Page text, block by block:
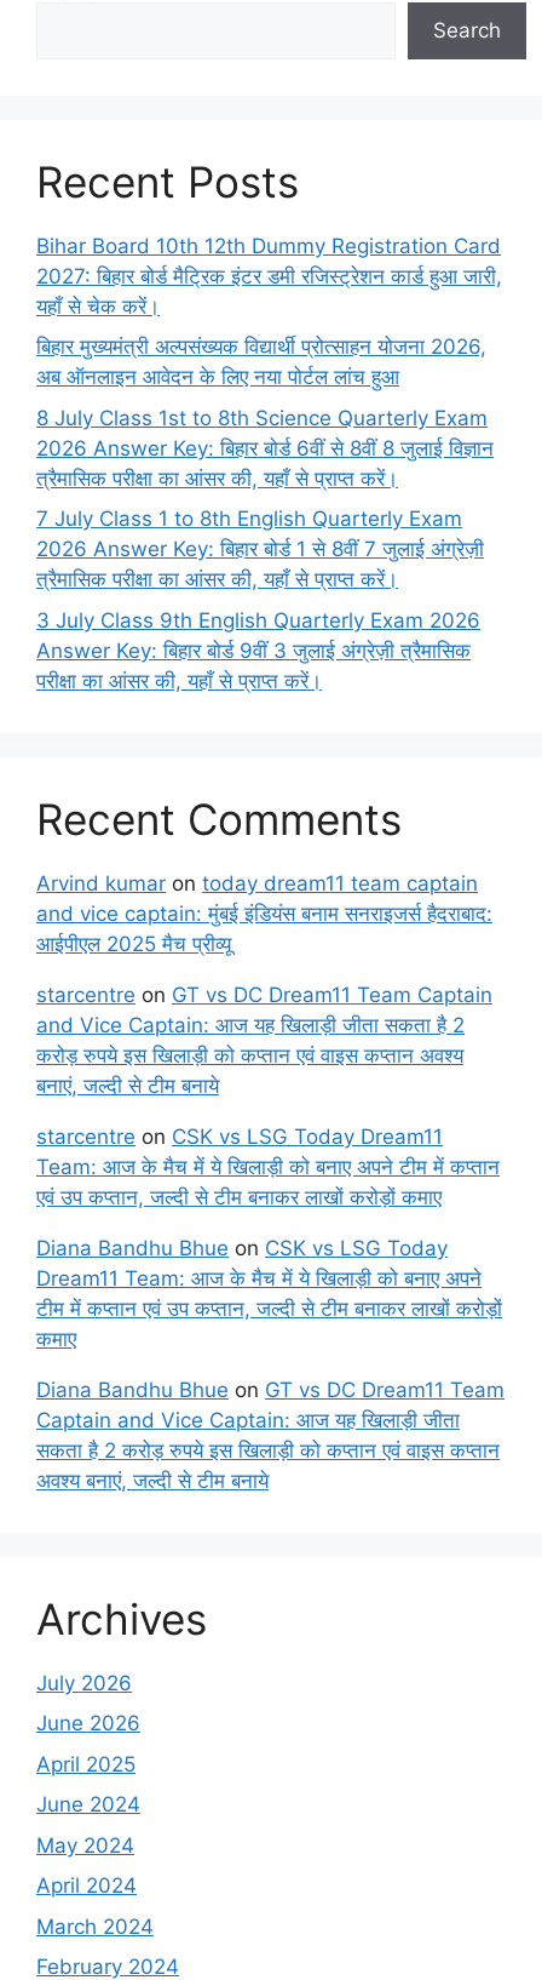
Search
Recent Posts
Bihar Board 10th 12th Dummy Registration Card
2027: बिहार बोर्ड मैट्रिक इंटर डमी रजिस्ट्रेशन कार्ड हुआ जारी,
यहाँ से चेक करें।
बिहार मुख्यमंत्री अल्पसंख्यक विद्यार्थी प्रोत्साहन योजना 2026,
अब ऑनलाइन आवेदन के लिए नया पोर्टल लांच हुआ
8 July Class 1st to 8th Science Quarterly Exam
2026 Answer Key: बिहार बोर्ड 6वीं से 8वीं 8 जुलाई विज्ञान
त्रैमासिक परीक्षा का आंसर की, यहाँ से प्राप्त करें।
7 July Class 1 to 8th English Quarterly Exam
2026 Answer Key: बिहार बोर्ड 1 से 8वीं 7 जुलाई अंग्रेज़ी
त्रैमासिक परीक्षा का आंसर की, यहाँ से प्राप्त करें।
3 July Class 9th English Quarterly Exam 2026
Answer Key: बिहार बोर्ड 9वीं 3 जुलाई अंग्रेज़ी त्रैमासिक
परीक्षा का आंसर की, यहाँ से प्राप्त करें।
Recent Comments
Arvind kumar on today dream11 team captain
and vice captain: मुंबई इंडियंस बनाम सनराइजर्स हैदराबाद:
आईपीएल 2025 मैच प्रीव्यू
starcentre on GT vs DC Dream11 Team Captain
and Vice Captain: आज यह खिलाड़ी जीता सकता है 2
करोड़ रुपये इस खिलाड़ी को कप्तान एवं वाइस कप्तान अवश्य
बनाएं, जल्दी से टीम बनाये
starcentre on CSK vs LSG Today Dream11
Team: आज के मैच में ये खिलाड़ी को बनाए अपने टीम में कप्तान
एवं उप कप्तान, जल्दी से टीम बनाकर लाखों करोड़ों कमाए
Diana Bandhu Bhue on CSK vs LSG Today
Dream11 Team: आज के मैच में ये खिलाड़ी को बनाए अपने
टीम में कप्तान एवं उप कप्तान, जल्दी से टीम बनाकर लाखों करोड़ों
कमाए
Diana Bandhu Bhue on GT vs DC Dream11 Team
Captain and Vice Captain: आज यह खिलाड़ी जीता
सकता है 2 करोड़ रुपये इस खिलाड़ी को कप्तान एवं वाइस कप्तान
अवश्य बनाएं, जल्दी से टीम बनाये
Archives
July 2026
June 2026
April 2025
June 2024
May 2024
April 2024
March 2024
February 2024